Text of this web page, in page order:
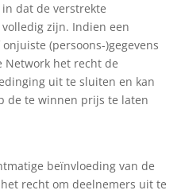
dat de verstrekte
zijn. Indien een
(persoons-)gegevens
Network het recht de
uit te sluiten en kan
de te winnen prijs te laten
beïnvloeding van de
recht om deelnemers uit te